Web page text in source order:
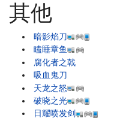
其他
暗影焰刀
瞌睡章鱼
腐化者之戟
吸血鬼刀
天龙之怒
破晓之光
日耀喷发剑